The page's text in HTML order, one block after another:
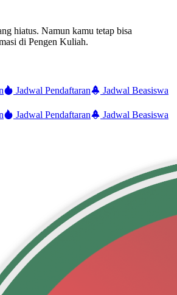
hiatus. Namun kamu tetap bisa
di Pengen Kuliah.
Jadwal Pendaftaran Jadwal Beasiswa
Jadwal Pendaftaran
Jadwal Beasiswa